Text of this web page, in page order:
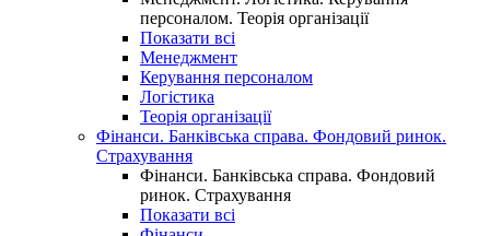
персоналом. Теорія організації
Показати всі
Менеджмент
Керування персоналом
Логістика
Теорія організації
Фінанси. Банківська справа. Фондовий ринок.
Страхування
Фінанси. Банківська справа. Фондовий
ринок. Страхування
Показати всі